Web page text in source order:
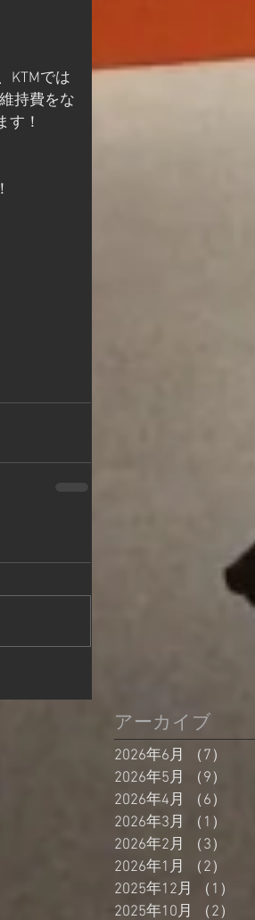
KTMでは
持費をな
す！
アーカイブ
2026年6月 （7）
2026年5月
（9）
2026年4月
（6）
2026年3月
（1）
2026年2月
（3）
2026年1月
（2）
2025年12月
（1）
2025年10月
（2）